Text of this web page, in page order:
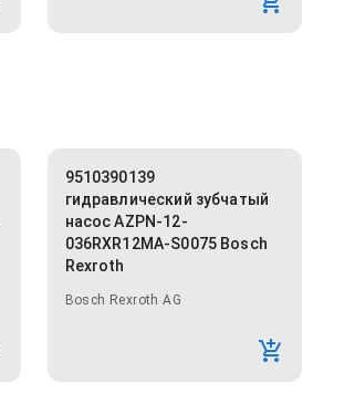
9510390139
гидравлический зубчатый
насос AZPN-12-
036RXR12MA-S0075 Bosch
Rexroth
Bosch Rexroth AG